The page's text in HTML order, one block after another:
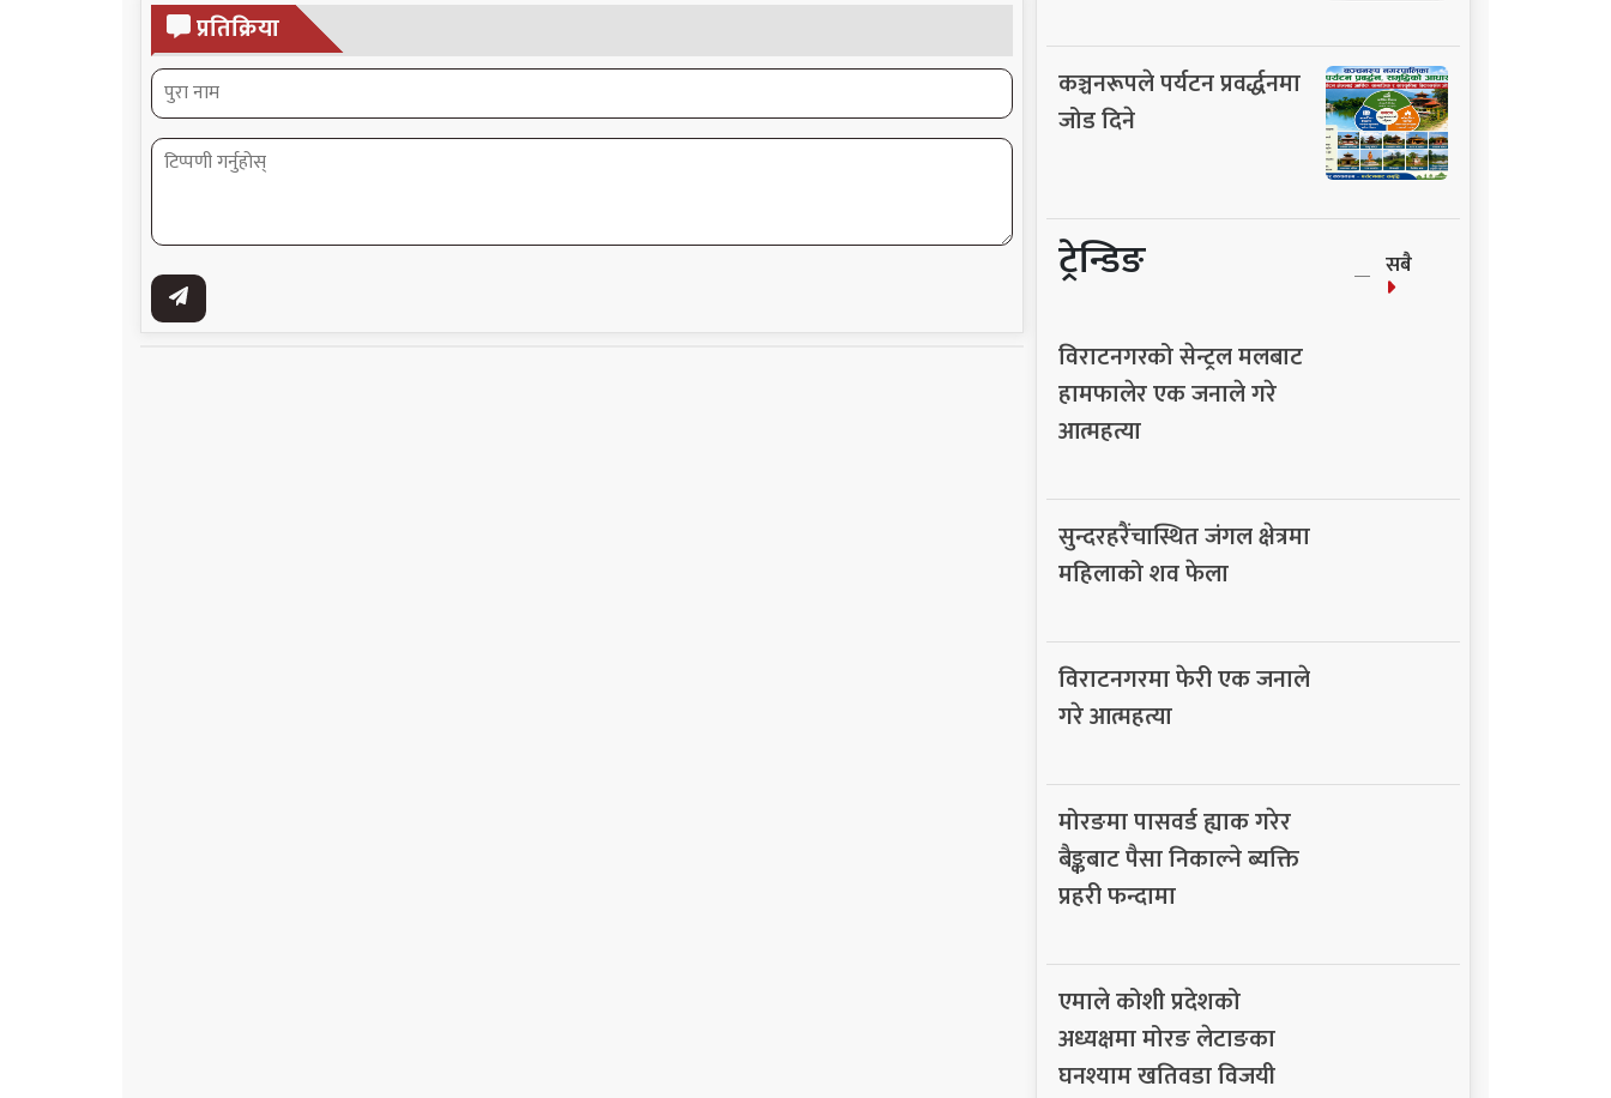
प्रतिक्रिया
कञ्चनरूपले पर्यटन प्रवर्द्धनमा
जोड दिने
ट्रेन्डिङ सबै
विराटनगरको सेन्ट्रल मलबाट
हामफालेर एक जनाले गरे
आत्महत्या
सुन्दरहरैंचास्थित जंगल क्षेत्रमा
महिलाको शव फेला
विराटनगरमा फेरी एक जनाले
गरे आत्महत्या
मोरङमा पासवर्ड ह्याक गरेर
बैङ्कबाट पैसा निकाल्ने ब्यक्ति
प्रहरी फन्दामा
एमाले कोशी प्रदेशको
अध्यक्षमा मोरङ लेटाङका
घनश्याम खतिवडा विजयी